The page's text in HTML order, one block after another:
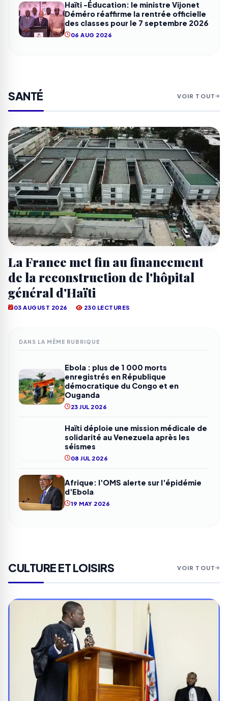
Haïti -Éducation: le ministre Vijonet
Déméro réaffirme la rentrée officielle
des classes pour le 7 septembre 2026
06 AUG 2026
SANTÉ VOIR TOUT
La France met fin au financement
de la reconstruction de l'hôpital
général d'Haïti
03 AUGUST 2026 230 LECTURES
DANS LA MÊME RUBRIQUE
Ebola : plus de 1 000 morts
enregistrés en République
démocratique du Congo et en
Ouganda
23 JUL 2026
Haïti déploie une mission médicale de
solidarité au Venezuela après les
séismes
08 JUL 2026
Afrique: l'OMS alerte sur l'épidémie
d'Ebola
19 MAY 2026
CULTURE ET LOISIRS VOIR TOUT